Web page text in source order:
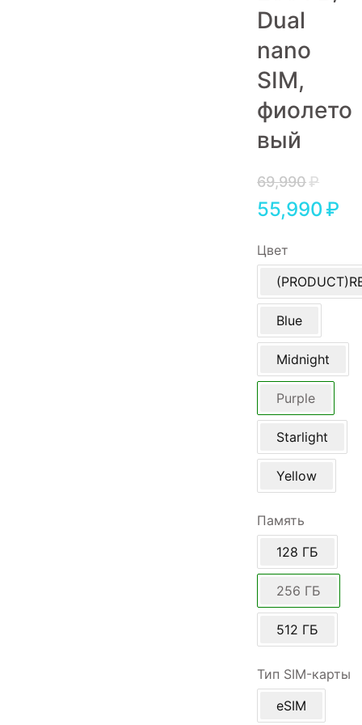
Dual
nano
SIM,
фиолето
вый
69,990₽
55,990₽
Цвет
Blue
Midnight
Purple
Starlight
Yellow
Память
128 ГБ
256 ГБ
512 ГБ
Тип SIM-карты
eSIM